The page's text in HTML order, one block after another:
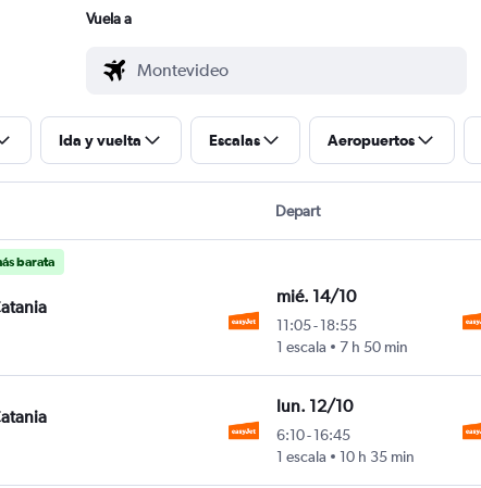
Vuela a
Ida y vuelta Escalas Aeropuertos
Depart
barata
mié. 14/10
11:05-18:55
1 escala
7 h 50 min
lun. 12/10
6:10-16:45
1 escala
10 h 35 min